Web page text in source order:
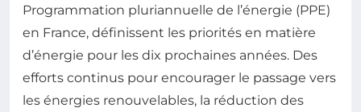
Programmation pluriannuelle de l’énergie (PPE)
en France, définissent les priorités en matière
d’énergie pour les dix prochaines années. Des
efforts continus pour encourager le passage vers
les énergies renouvelables, la réduction des